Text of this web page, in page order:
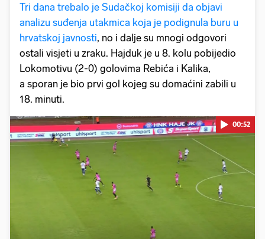
Tri dana trebalo je Sudačkoj komisiji da objavi
analizu suđenja utakmica koja je podignula buru u
hrvatskoj javnosti, no i dalje su mnogi odgovori
ostali visjeti u zraku. Hajduk je u 8. kolu pobijedio
Lokomotivu (2-0) golovima Rebića i Kalika,
a sporan je bio prvi gol kojeg su domaćini zabili u
18. minuti.
Pokretanje videa...
00:52